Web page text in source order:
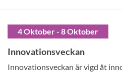
4 Oktober - 8 Oktober
Innovationsveckan
Innovationsveckan är vigd åt